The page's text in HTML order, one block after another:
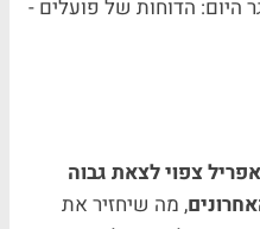
היום: הדוחות של פועלים -
צפוי לצאת גבוה
, מה שיחזיר את